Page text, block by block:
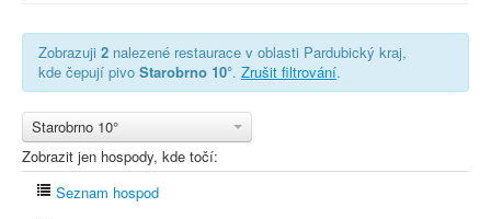
Zobrazuji 2 nalezené restaurace v oblasti Pardubický kraj,
kde čepují pivo Starobrno 10°. Zrušit filtrování.
Starobrno 10°
Zobrazit jen hospody, kde točí:
Seznam hospod